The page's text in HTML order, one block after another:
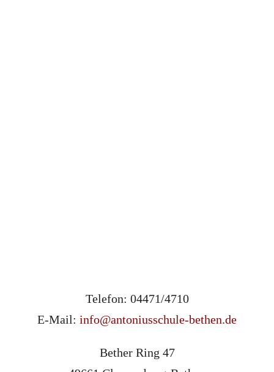
Telefon: 04471/4710
E-Mail: info@antoniusschule-bethen.de
Bether Ring 47